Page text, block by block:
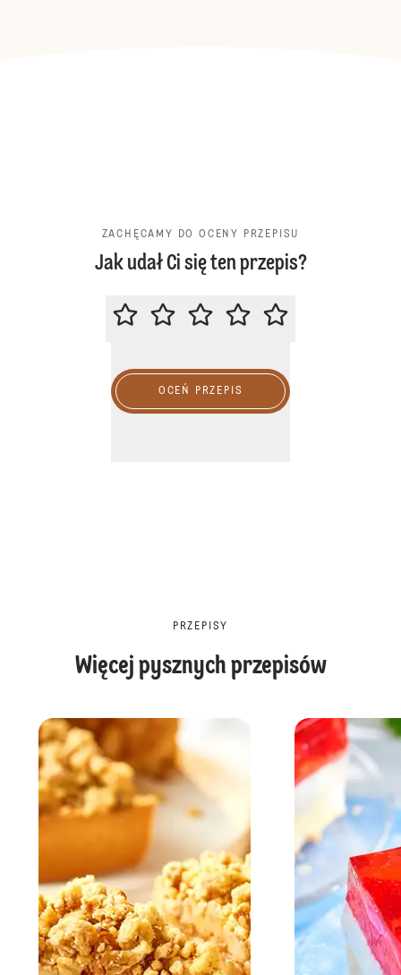
ZACHĘCAMY DO OCENY PRZEPISU
Jak udał Ci się ten przepis?
ZACHĘCAMY DO OCENY
OCEŃ PRZEPIS
PRZEPISY
Więcej pysznych przepisów